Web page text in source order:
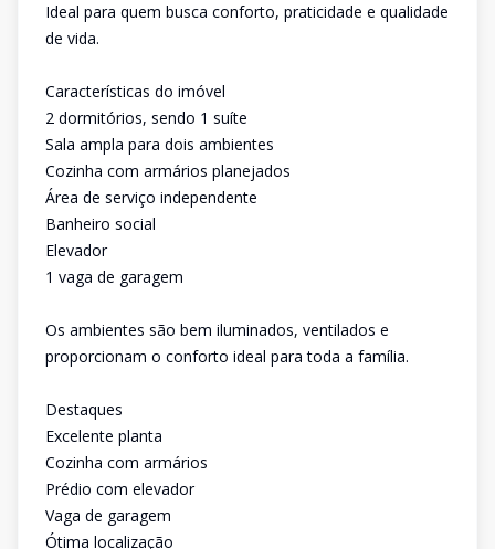
Ideal para quem busca conforto, praticidade e qualidade
de vida.
Características do imóvel
2 dormitórios, sendo 1 suíte
Sala ampla para dois ambientes
Cozinha com armários planejados
Área de serviço independente
Banheiro social
Elevador
1 vaga de garagem
Os ambientes são bem iluminados, ventilados e
proporcionam o conforto ideal para toda a família.
Destaques
Excelente planta
Cozinha com armários
Prédio com elevador
Vaga de garagem
Ótima localização